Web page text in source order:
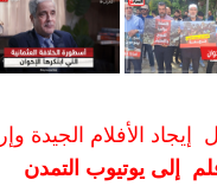
الأفلام الجيدة
إلى يوتيوب التمدن